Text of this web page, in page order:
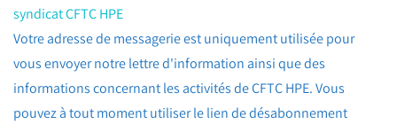
syndicat CFTC HPE
Votre adresse de messagerie est uniquement utilisée pour
vous envoyer notre lettre d'information ainsi que des
informations concernant les activités de CFTC HPE. Vous
pouvez à tout moment utiliser le lien de désabonnement